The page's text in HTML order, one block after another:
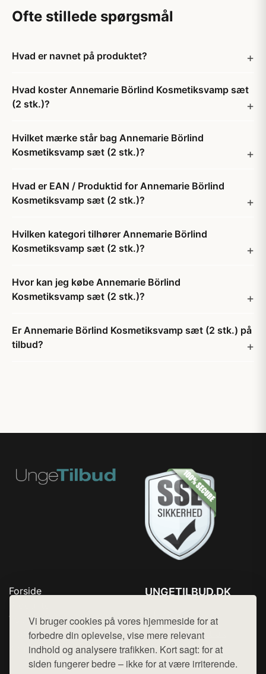
Vi bruger cookies på vores hjemmeside for at
forbedre din oplevelse, vise mere relevant
indhold og analysere trafikken. Kort sagt: for at
siden fungerer bedre – ikke for at være irriterende.
Ofte stillede spørgsmål
Hvad er navnet på produktet?
Hvad koster Annemarie Börlind Kosmetiksvamp sæt
(2 stk.)?
Hvilket mærke står bag Annemarie Börlind
Kosmetiksvamp sæt (2 stk.)?
Hvad er EAN / Produktid for Annemarie Börlind
Kosmetiksvamp sæt (2 stk.)?
Hvilken kategori tilhører Annemarie Börlind
Kosmetiksvamp sæt (2 stk.)?
Hvor kan jeg købe Annemarie Börlind
Kosmetiksvamp sæt (2 stk.)?
Er Annemarie Börlind Kosmetiksvamp sæt (2 stk.) på
tilbud?
Forside
Top Rabatter
Blog
Kontakt
UNGETILBUD.DK
Mail: hej@want.dk
Cookie- og privatlivspolitik